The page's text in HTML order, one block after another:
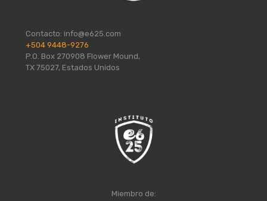
Contacto: info@e625.com
+504 9448-9276
P.O. Box 270908 Flower Mound,
TX 75027, Estados Unidos
Miembro de: